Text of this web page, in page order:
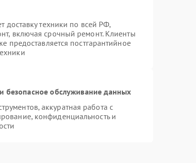
доставку техники по всей РФ,
включая срочный ремонт. Клиенты
предоставляется постгарантийное
обслуживание данных
аккуратная работа с
конфиденциальность и